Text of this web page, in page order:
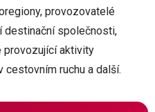
provozovatelé
destinační společnosti,
provozující aktivity
cestovním ruchu a další.